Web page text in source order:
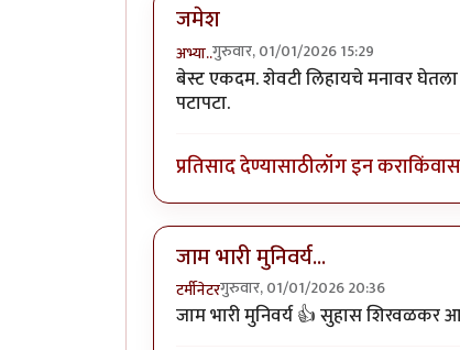
जमेश
अभ्या..गुरुवार, 01/01/2026 15:29
बेस्ट एकदम. शेवटी लिहायचे मनावर
पटापटा.
प्रतिसाद देण्यासाठीलॉग इन कराकिंवा
जाम भारी मुनिवर्य...
टर्मीनेटरगुरुवार, 01/01/2026 20:36
जाम भारी मुनिवर्य 👍 सुहास शिरवळकर